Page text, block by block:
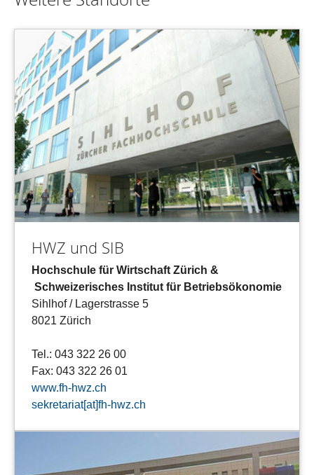
HWZ und SIB
Hochschule für Wirtschaft Zürich &
Schweizerisches Institut für Betriebsökonomie
Sihlhof / Lagerstrasse 5
8021 Zürich
Tel.: 043 322 26 00
Fax: 043 322 26 01
www.fh-hwz.ch
sekretariat[at]fh-hwz.ch